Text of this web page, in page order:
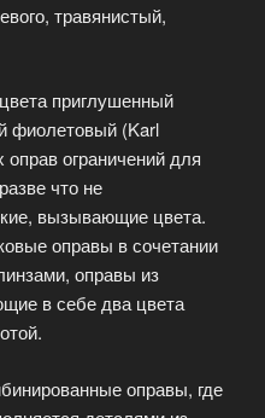
травянистый,
приглушенный
фиолетовый (Karl
оправ ограничений для
что не
вызывающие цвета.
оправы в сочетании
оправы из
в себе два цвета
оправы, где